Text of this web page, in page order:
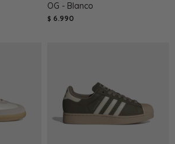
OG - Blanco
$ 6.990